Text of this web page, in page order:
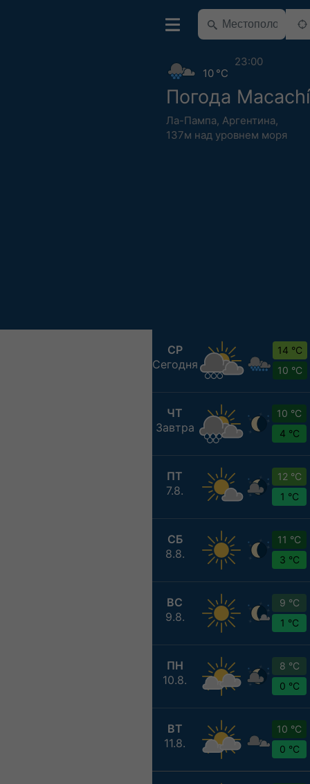
Погода
Ла-Пампа, Аргентина,
137м над уровнем моря
10 °C
23:00
СР
Сегодня
14 °C
10 °C
ЧТ
Завтра
10 °C
4 °C
ПТ
7.8.
12 °C
1 °C
СБ
8.8.
11 °C
3 °C
ВС
9.8.
9 °C
1 °C
ПН
10.8.
8 °C
0 °C
ВТ
11.8.
10 °C
0 °C